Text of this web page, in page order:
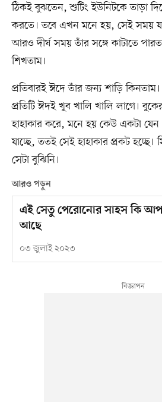
ঠিকই বুঝতেন, শুটিং ইউনিটকে তাড়া
করতে। তবে এখন মনে হয়, সেই সময়
আরও দীর্ঘ সময় তাঁর সঙ্গে কাটাতে
শিখতাম।
প্রতিবারই ঈদে তাঁর জন্য শাড়ি
প্রতিটি ঈদই খুব খালি খালি লাগে।
হাহাকার করে, মনে হয় কেউ একটা
যাচ্ছে, ততই সেই হাহাকার প্রকট হচ্ছে।
সেটা বুঝিনি।
আরও পড়ুন
এই সেতু পেরোনোর সাহস কি
আছে
০৩ জুলাই ২০২৩